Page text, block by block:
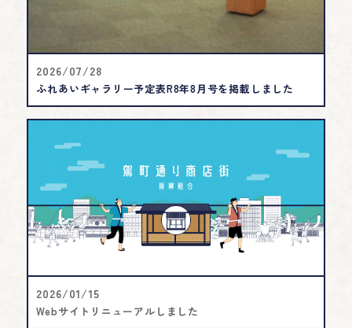
2026/07/28
ふれあいギャラリー予定表R8年8月号を掲載しました
2026/01/15
Webサイトリニューアルしました